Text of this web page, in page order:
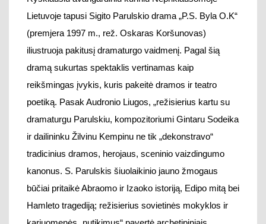
ir dailininku Žilvinu Kempinu ne tik „dekonstravo“
tradicinius dramos, herojaus, sceninio vaizdingumo
kanonus.
Parulskis šiuolaikinio jauno žmogaus
būčiai pritaikė Abraomo ir Izaoko istoriją, Edipo mitą bei
Hamleto tragediją; režisierius sovietinės mokyklos ir
kariuomenės „nutikimus“ pavertė archetipiniais
iniciacijos, tėvažudystės ir motinžudystės ritualais;
dailininkas veiksmą įdėjo į „pasaulio pabaigos“
instaliaciją, kurios centre, scenos gilumoje, švietė
taikinys, o meditacinė, kontempliacinė muzika
„gramzdino“ žiūrovus į savotiškos „kasamos atminties
duobės“ dugną.“
S. Parulskio drama iškelia
maksimalistinį Nepriklausomybę išsikovojusios